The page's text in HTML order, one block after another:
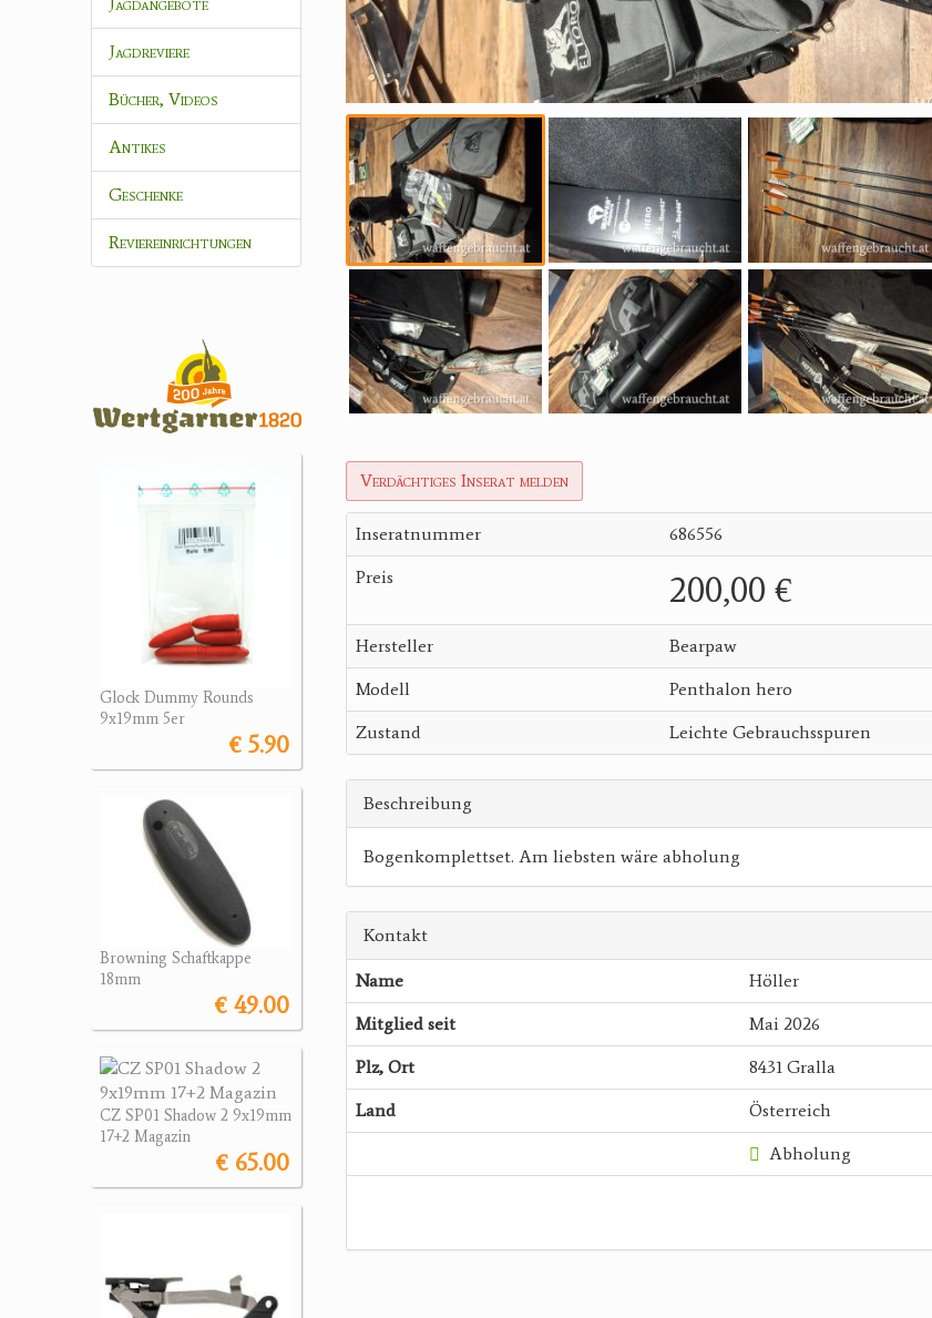
Jagdreviere
Bücher, Videos
Antikes
Geschenke
Reviereinrichtungen
Glock Dummy Rounds
9x19mm 5er
€ 5.90
Browning Schaftkappe
18mm
€ 49.00
CZ SP01 Shadow 2 9x19mm
17+2 Magazin
€ 65.00
Verdächtiges Inserat melden
Inseratnummer 686556
Preis 200,00 €
Hersteller Bearpaw
Modell Penthalon hero
Zustand Leichte Gebrauchsspuren
Beschreibung
Bogenkomplettset. Am liebsten wäre abholung
Kontakt
Name Höller
Mitglied seit Mai 2026
Plz, Ort 8431 Gralla
Land Österreich
Abholung